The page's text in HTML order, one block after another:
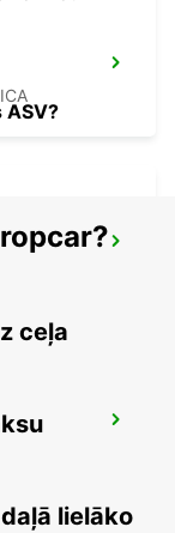
ASV?
ceļa
lielāko